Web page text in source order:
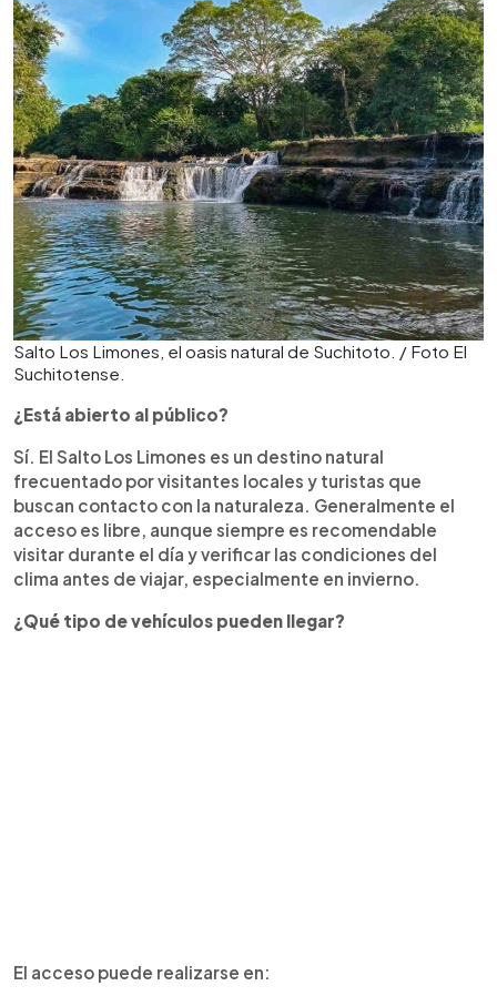
Salto Los Limones, el oasis natural de Suchitoto. / Foto El
Suchitotense.
¿Está abierto al público?
Sí. El Salto Los Limones es un destino natural
frecuentado por visitantes locales y turistas que
buscan contacto con la naturaleza. Generalmente el
acceso es libre, aunque siempre es recomendable
visitar durante el día y verificar las condiciones del
clima antes de viajar, especialmente en invierno.
¿Qué tipo de vehículos pueden llegar?
El acceso puede realizarse en: